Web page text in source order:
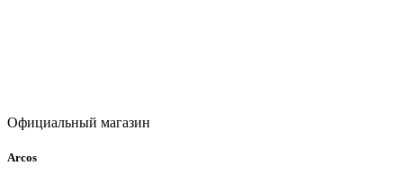
Официальный магазин
Arcos